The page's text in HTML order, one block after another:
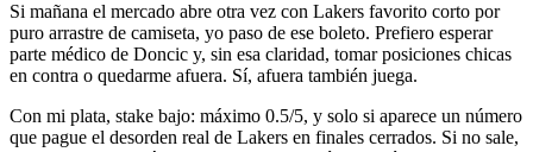
Si mañana el mercado abre otra vez con Lakers favorito corto por
puro arrastre de camiseta, yo paso de ese boleto. Prefiero esperar
parte médico de Doncic y, sin esa claridad, tomar posiciones chicas
en contra o quedarme afuera. Sí, afuera también juega.
Con mi plata, stake bajo: máximo 0.5/5, y solo si aparece un número
que pague el desorden real de Lakers en finales cerrados. Si no sale,